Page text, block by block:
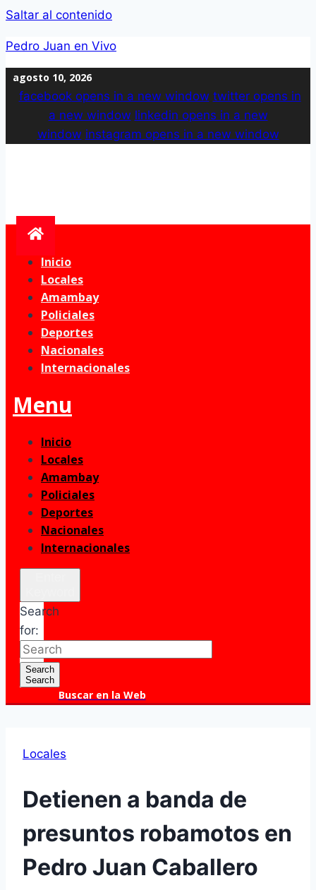
Saltar al contenido
Pedro Juan en Vivo
agosto 10, 2026
facebookopens in a new window twitteropens in
a new window linkedin opens in a new
window instagram opens in a new window
Inicio
Locales
Amambay
Policiales
Deportes
Nacionales
Internacionales
Menu
Inicio
Locales
Amambay
Policiales
Deportes
Nacionales
Internacionales
Search
for:
Search
Search
Buscar en la Web
Locales
Detienen a banda de
presuntos robamotos en
Pedro Juan Caballero